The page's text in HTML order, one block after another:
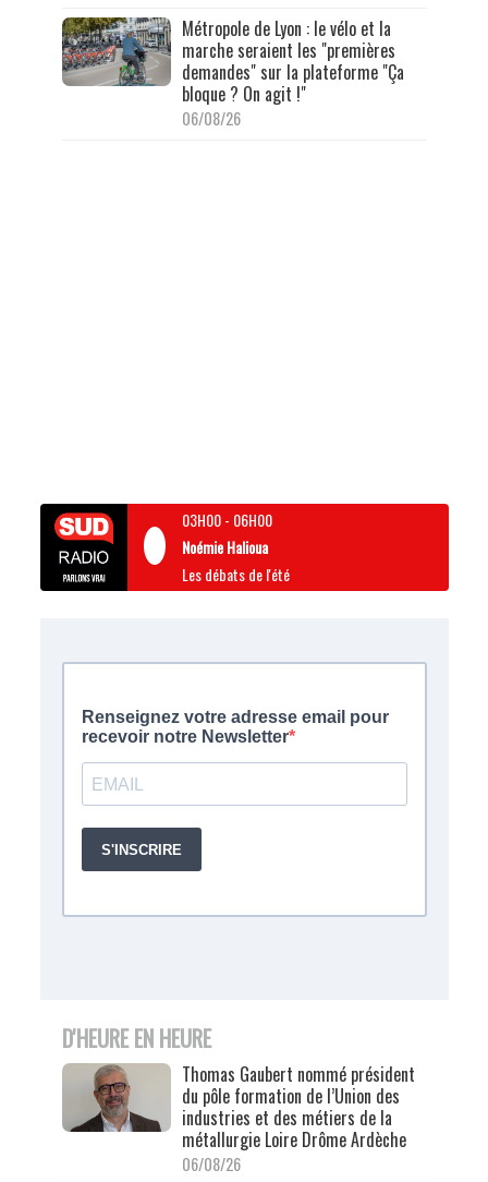
Métropole de Lyon : le vélo et la
marche seraient les "premières
demandes" sur la plateforme "Ça
bloque ? On agit !"
06/08/26
03H00- 06H00
Noémie Halioua
Les débats de l'été
D'HEURE EN HEURE
Thomas Gaubert nommé président
du pôle formation de l’Union des
industries et des métiers de la
métallurgie Loire Drôme Ardèche
06/08/26